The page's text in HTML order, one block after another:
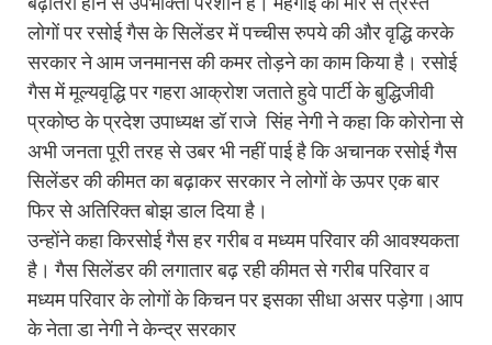
लोगों पर रसोई गैस के सिलेंडर में पच्चीस रुपये की और वृद्धि करके
सरकार ने आम जनमानस की कमर तोड़ने का काम किया है। रसोई
गैस में मूल्यवृद्धि पर गहरा आक्रोश जताते हुवे पार्टी के बुद्धिजीवी
प्रकोष्ठ के प्रदेश उपाध्यक्ष डॉ राजे सिंह नेगी ने कहा कि कोरोना से
अभी जनता पूरी तरह से उबर भी नहीं पाई है कि अचानक रसोई गैस
सिलेंडर की कीमत का बढ़ाकर सरकार ने लोगों के ऊपर एक बार
फिर से अतिरिक्त बोझ डाल दिया है।
उन्होंने कहा किरसोई गैस हर गरीब व मध्यम परिवार की आवश्यकता
है। गैस सिलेंडर की लगातार बढ़ रही कीमत से गरीब परिवार व
मध्यम परिवार के लोगों के किचन पर इसका सीधा असर पड़ेगा।आप
के नेता डा नेगी ने केन्द्र सरकार